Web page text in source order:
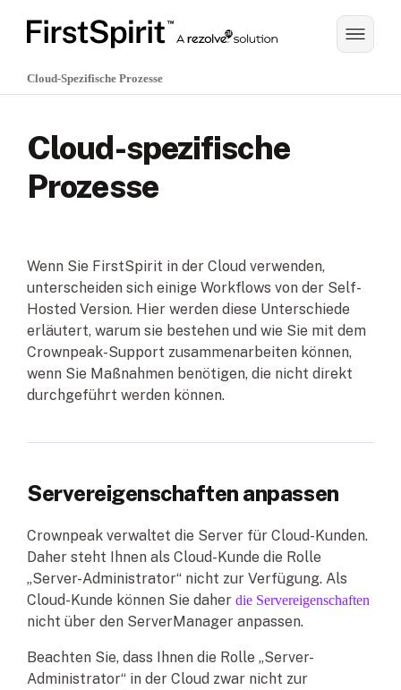
Cloud-Spezifische Prozesse
Cloud-spezifische
Prozesse
Wenn Sie FirstSpirit in der Cloud verwenden,
unterscheiden sich einige Workflows von der Self-
Hosted Version. Hier werden diese Unterschiede
erläutert, warum sie bestehen und wie Sie mit dem
Crownpeak-Support zusammenarbeiten können,
wenn Sie Maßnahmen benötigen, die nicht direkt
durchgeführt werden können.
Servereigenschaften anpassen
Crownpeak verwaltet die Server für Cloud-Kunden.
Daher steht Ihnen als Cloud-Kunde die Rolle
„Server-Administrator“ nicht zur Verfügung. Als
Cloud-Kunde können Sie daher die Servereigenschaften
nicht über den ServerManager anpassen.
Beachten Sie, dass Ihnen die Rolle „Server-
Administrator“ in der Cloud zwar nicht zur